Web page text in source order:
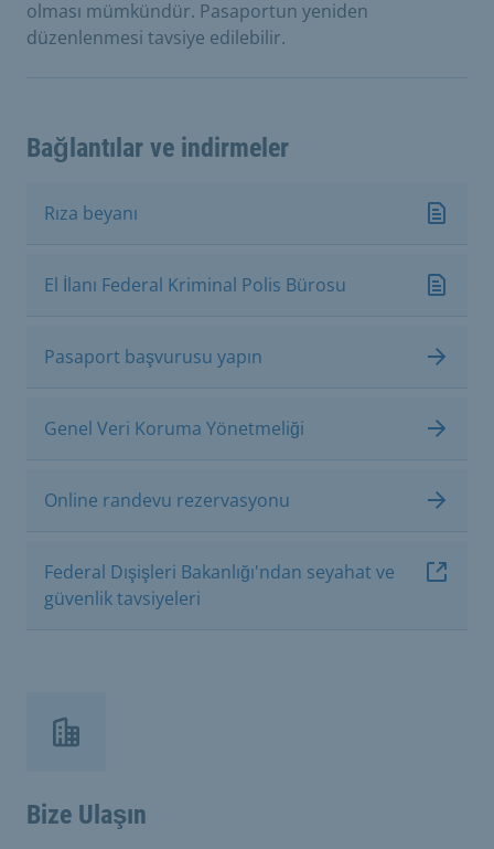
olması mümkündür. Pasaportun yeniden
düzenlenmesi tavsiye edilebilir.
Bağlantılar ve indirmeler
Rıza beyanı
El İlanı Federal Kriminal Polis Bürosu
Pasaport başvurusu yapın
Genel Veri Koruma Yönetmeliği
Online randevu rezervasyonu
Federal Dışişleri Bakanlığı'ndan seyahat ve
güvenlik tavsiyeleri
Bize Ulaşın